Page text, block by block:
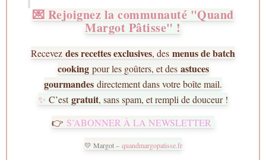
💌 Rejoignez la communauté "Quand
Margot Pâtisse" !
Recevez des recettes exclusives, des menus de batch
cookingpour les goûters, et des astuces
gourmandes directement dans votre boîte mail.
✨ C’estgratuit, sans spam, et rempli de douceur !
👉 S’ABONNER À LA NEWSLETTER
💛 Margot – quandmargopatisse.fr